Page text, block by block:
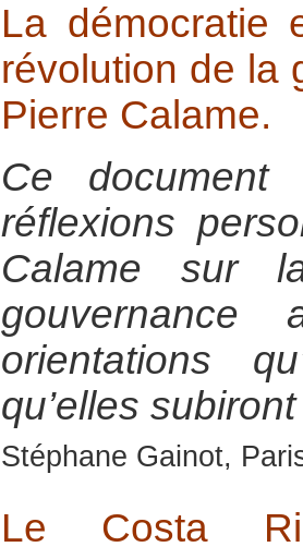
La démocratie
révolution de la
Pierre Calame.
Ce
réflexions
Calame sur
orientations
qu’elles
Stéphane Gainot,
Le Costa